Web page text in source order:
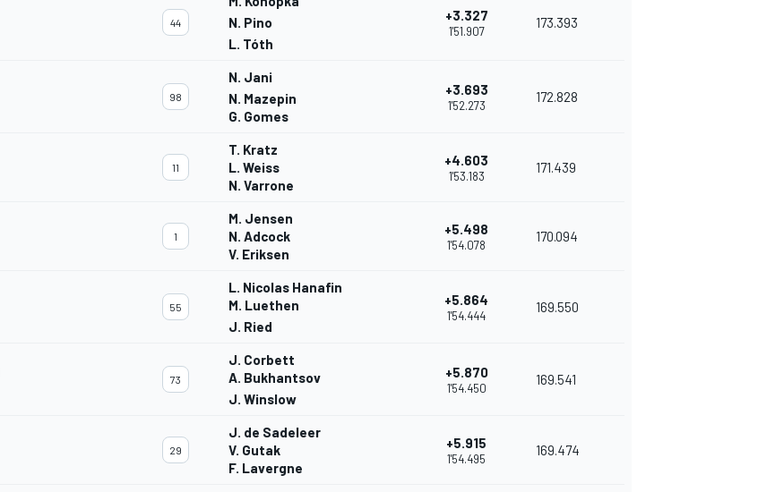
44
N. Pino
L. Tóth
+3.327
1'51.907
173.393
98
N. Jani
N. Mazepin
G. Gomes
+3.693
1'52.273
172.828
11
T. Kratz
L. Weiss
N. Varrone
+4.603
1'53.183
171.439
1
M. Jensen
N. Adcock
V. Eriksen
+5.498
1'54.078
170.094
55
L. Nicolas Hanafin
M. Luethen
J. Ried
+5.864
1'54.444
169.550
73
J. Corbett
A. Bukhantsov
J. Winslow
+5.870
1'54.450
169.541
29
J. de Sadeleer
V. Gutak
F. Lavergne
+5.915
1'54.495
169.474